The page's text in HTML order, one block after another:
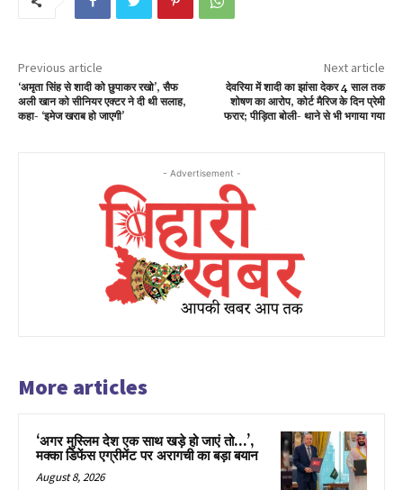
Previous article
‘अमृता सिंह से शादी को छुपाकर रखो’, सैफ
अली खान को सीनियर एक्टर ने दी थी सलाह,
कहा- ‘इमेज खराब हो जाएगी’
Next article
देवरिया में शादी का झांसा देकर 4 साल तक
शोषण का आरोप, कोर्ट मैरिज के दिन प्रेमी
फरार; पीड़िता बोली- थाने से भी भगाया गया
- Advertisement -
More articles
‘अगर मुस्लिम देश एक साथ खड़े हो जाएं तो…’,
मक्का डिफेंस एग्रीमेंट पर अरागची का बड़ा बयान
August 8, 2026